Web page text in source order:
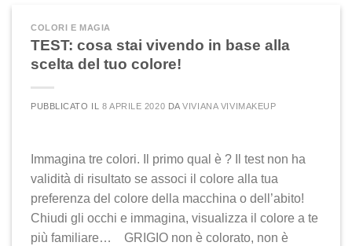
COLORI E MAGIA
TEST: cosa stai vivendo in base alla
scelta del tuo colore!
PUBBLICATO IL 8 APRILE 2020 DAVIVIANA VIVIMAKEUP
Immagina tre colori. Il primo qual è ? Il test non ha
validità di risultato se associ il colore alla tua
preferenza del colore della macchina o dell’abito!
Chiudi gli occhi e immagina, visualizza il colore a te
più familiare… GRIGIO non è colorato, non è